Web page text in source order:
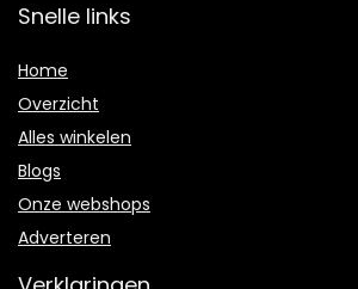
Snelle links
Home
Overzicht
Alles winkelen
Blogs
Onze webshops
Adverteren